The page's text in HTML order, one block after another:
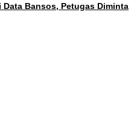
Data Bansos, Petugas Diminta